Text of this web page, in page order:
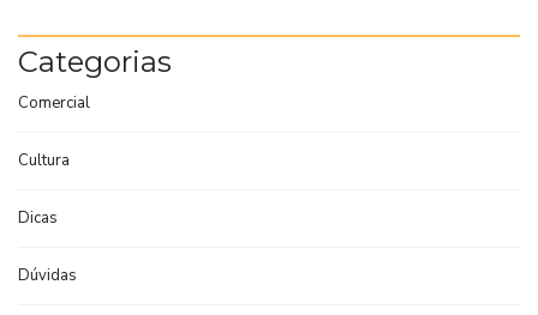
Categorias
Comercial
Cultura
Dicas
Dúvidas